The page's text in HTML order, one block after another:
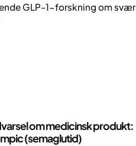
GLP-1-forskning om svær
om medicinsk produkt:
(semaglutid)